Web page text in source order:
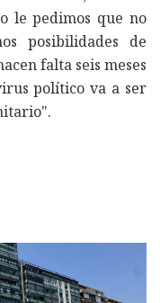
le pedimos que no
posibilidades de
falta seis meses
político va a ser